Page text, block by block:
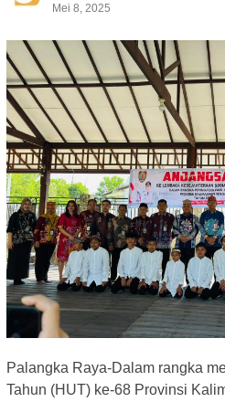
Mei 8, 2025
Palangka Raya-Dalam rangka
Tahun (HUT) ke-68 Provinsi